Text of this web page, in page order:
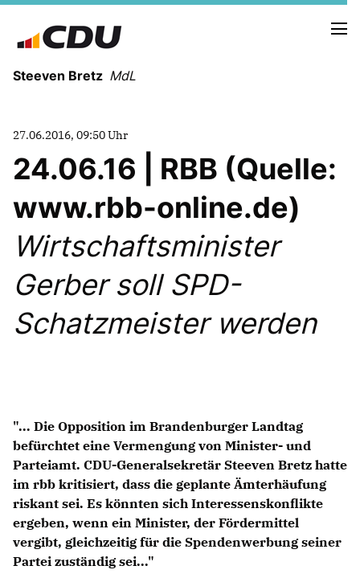
Steeven Bretz MdL
VITA
WAHLKREISBESUCHE
PRESSEFOTOS
MEIN BÜRGERBÜRO
MEIN WAHLKREIS
ZIELE
CDU Deutschland
CDU Fraktion im Brandenburger Landtag
CDU Brandenburg
CDU Potsdam
27.06.2016, 09:50 Uhr
24.06.16 | RBB (Quelle:
www.rbb-online.de)
Wirtschaftsminister
Gerber soll SPD-
Schatzmeister werden
"... Die Opposition im Brandenburger Landtag
befürchtet eine Vermengung von Minister- und
Parteiamt. CDU-Generalsekretär Steeven Bretz hatte
im rbb kritisiert, dass die geplante Ämterhäufung
riskant sei. Es könnten sich Interessenskonflikte
ergeben, wenn ein Minister, der Fördermittel
vergibt, gleichzeitig für die Spendenwerbung seiner
Partei zuständig sei..."